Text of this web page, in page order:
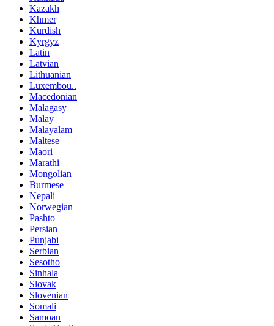
Kazakh
Khmer
Kurdish
Kyrgyz
Latin
Latvian
Lithuanian
Luxembou..
Macedonian
Malagasy
Malay
Malayalam
Maltese
Maori
Marathi
Mongolian
Burmese
Nepali
Norwegian
Pashto
Persian
Punjabi
Serbian
Sesotho
Sinhala
Slovak
Slovenian
Somali
Samoan